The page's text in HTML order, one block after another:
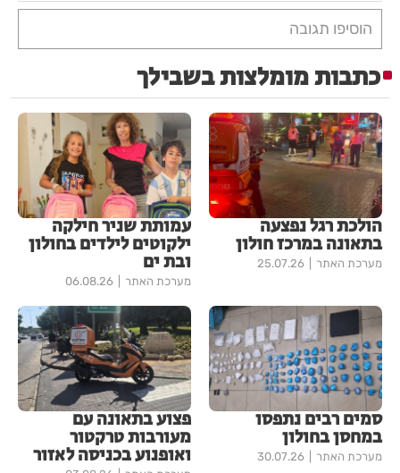
הוסיפו תגובה
כתבות מומלצות בשבילך
הולכת רגל נפצעה
בתאונה במרכז חולון
מערכת האתר 25.07.26
עמותת שניר חילקה
ילקוטים לילדים בחולון
ובת ים
מערכת האתר 06.08.26
סמים רבים נתפסו
במחסן בחולון
מערכת האתר 30.07.26
פצוע בתאונה עם
מעורבות טרקטור
ואופנוע בכניסה לאזור